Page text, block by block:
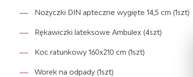
Nożyczki DIN apteczne wygięte 14,5 cm (1szt)
Rękawiczki lateksowe Ambulex (4szt)
Koc ratunkowy 160x210 cm (1szt)
Worek na odpady (1szt)